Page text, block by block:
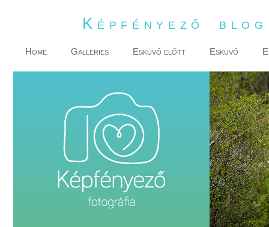
Képfényező
Home Galleries Esküvő előtt Esküvő